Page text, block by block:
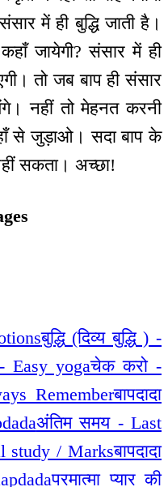
में ही बुद्धि जाती है।
जायेगी? संसार में ही
तो जब बाप ही संसार
नहीं तो मेहनत करनी
से जुड़ाओ। सदा बाप के
सकता। अच्छा!
बुद्धि (दिव्य बुद्धि ) -
Easy yogaचेक करो -
Rememberबापदादा
अंतिम समय - Last
study / Marksबापदादा
परमात्मा प्यार की